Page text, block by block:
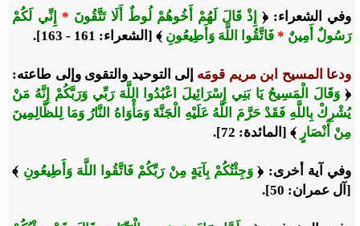
وفي الشعراء: ﴿ إِذْ قَالَ لَهُمْ أَخُوهُمْ لُوطٌ أَلَا تَتَّقُونَ * إِنِّي لَكُمْ
رَسُولٌ أَمِينٌ * فَاتَّقُوا اللَّهَ وَأَطِيعُونِ ﴾ [الشعراء: 161 - 163].
ودعا المسيح ابن مريم قومَه إلى التوحيد والتقوى وإلى طاعته:
﴿ وَقَالَ الْمَسِيحُ يَا بَنِي إِسْرَائِيلَ اعْبُدُوا اللَّهَ رَبِّي وَرَبَّكُمْ إِنَّهُ مَنْ
يُشْرِكْ بِاللَّهِ فَقَدْ حَرَّمَ اللَّهُ عَلَيْهِ الْجَنَّةَ وَمَأْوَاهُ النَّارُ وَمَا لِلظَّالِمِينَ
مِنْ أَنْصَارٍ ﴾ [المائدة: 72].
وفي آية أخرى: ﴿ وَجِئْتُكُمْ بِآيَةٍ مِنْ رَبِّكُمْ فَاتَّقُوا اللَّهَ وَأَطِيعُونِ ﴾
[آل عمران: 50].